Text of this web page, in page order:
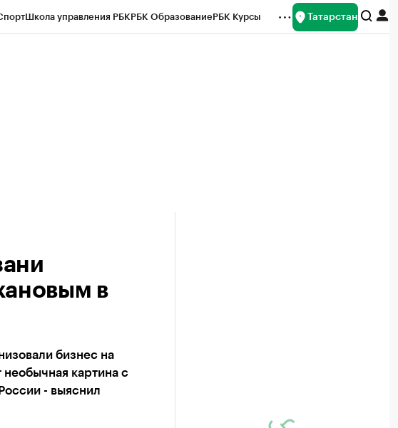
Школа управления РБКРБК ОбразованиеРБК Курсы Татарстан
в
бизнес на
картина с
- выяснил